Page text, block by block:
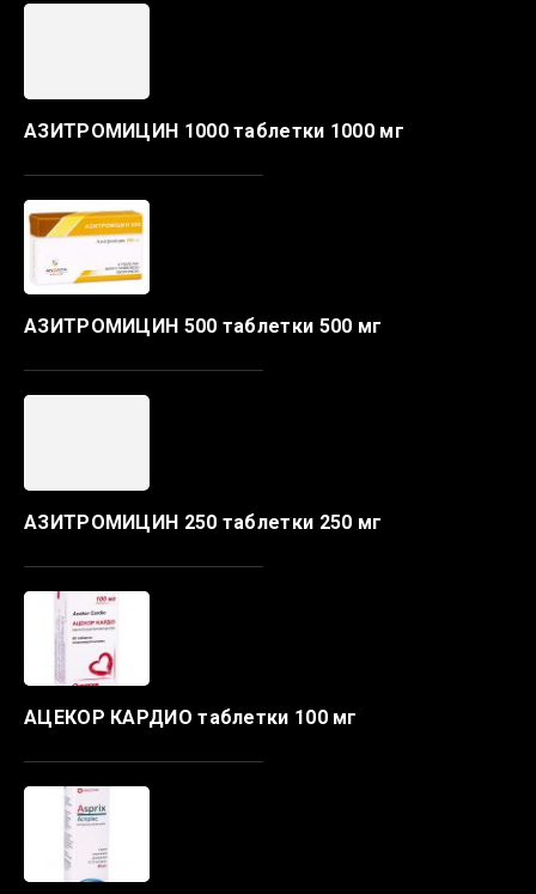
АЗИТРОМИЦИН 1000 таблетки 1000 мг
АЗИТРОМИЦИН 500 таблетки 500 мг
АЗИТРОМИЦИН 250 таблетки 250 мг
АЦЕКОР КАРДИО таблетки 100 мг